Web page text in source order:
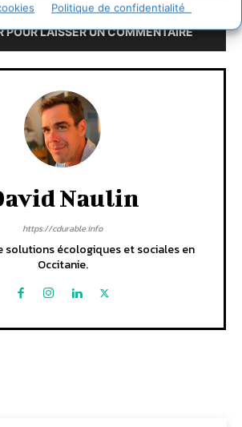
Politique de confidentialité
POUR LAISSER UN COMMENTAIRE
Naulin
https://cdurable.info
solutions écologiques et sociales en
Occitanie.